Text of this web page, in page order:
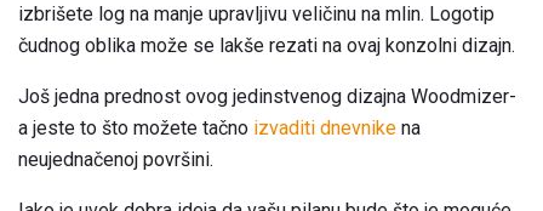
izbrišete log na manje upravljivu veličinu na mlin. Logotip
čudnog oblika može se lakše rezati na ovaj konzolni dizajn.
Još jedna prednost ovog jedinstvenog dizajna Woodmizer-
a jeste to što možete tačno izvaditi dnevnike na
neujednačenoj površini.